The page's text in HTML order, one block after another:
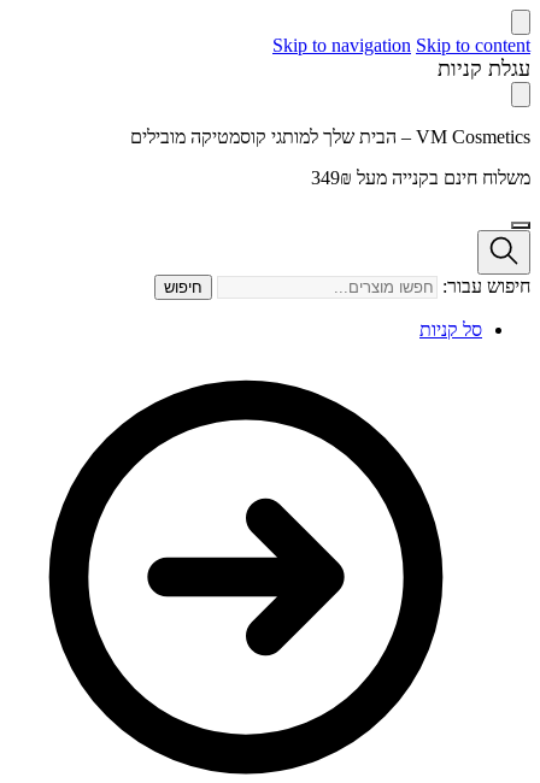
Skip to navigation Skip to content
עגלת קניות
VM Cosmetics – הבית שלך למותגי קוסמטיקה מובילים
משלוח חינם בקנייה מעל 349₪
חיפוש עבור: חיפוש
סל קניות